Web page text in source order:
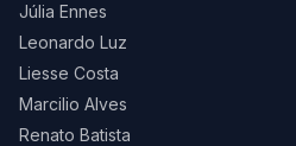
Júlia Ennes
Leonardo Luz
Liesse Costa
Marcilio Alves
Renato Batista